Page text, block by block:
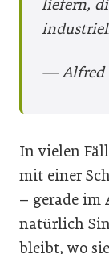
liefern,
— Alfred
In vielen
mit einer
– gerade im
natürlich
bleibt, wo